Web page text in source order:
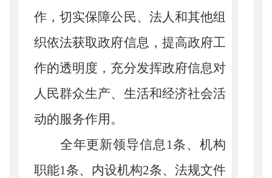
作，切实保障公民、法人和其他组
织依法获取政府信息，提高政府工
作的透明度，充分发挥政府信息对
人民群众生产、生活和经济社会活
动的服务作用。
全年更新领导信息1条、机构
职能1条、内设机构2条、法规文件